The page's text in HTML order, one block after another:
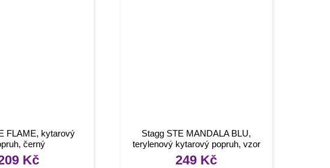
FLAME, kytarový
černý
Kč
Stagg STE MANDALA BLU,
terylenový kytarový popruh, vzor
mandala, modrý
249 Kč